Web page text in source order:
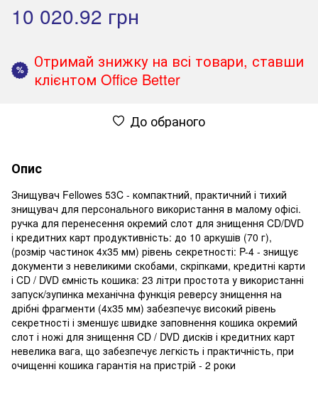
10 020.92 грн
%
Отримай знижку на всі товари, ставши
клієнтом Office Better
До обраного
Опис
Знищувач Fellowes 53C - компактний, практичний і тихий
знищувач для персонального використання в малому офісі.
ручка для перенесення окремий слот для знищення CD/DVD
і кредитних карт продуктивність: до 10 аркушів (70 г),
(розмір частинок 4x35 мм) рівень секретності: P-4 - знищує
документи з невеликими скобами, скріпками, кредитні карти
і CD / DVD ємність кошика: 23 літри простота у використанні
запуск/зупинка механічна функція реверсу знищення на
дрібні фрагменти (4x35 мм) забезпечує високий рівень
секретності і зменшує швидке заповнення кошика окремий
слот і ножі для знищення CD / DVD дисків і кредитних карт
невелика вага, що забезпечує легкість і практичність, при
очищенні кошика гарантія на пристрій - 2 роки